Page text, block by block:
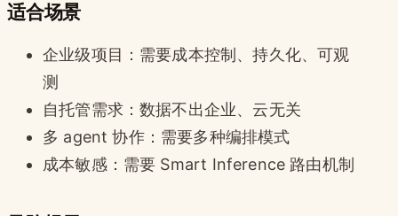
适合场景
企业级项目：需要成本控制、持久化、可观
测
自托管需求：数据不出企业、云无关
多 agent 协作：需要多种编排模式
成本敏感：需要 Smart Inference 路由机制